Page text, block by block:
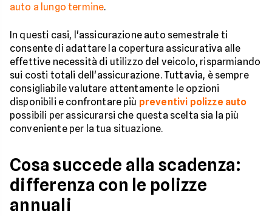
auto a lungo termine.
In questi casi, l'assicurazione auto semestrale ti
consente di adattare la copertura assicurativa alle
effettive necessità di utilizzo del veicolo, risparmiando
sui costi totali dell'assicurazione. Tuttavia, è sempre
consigliabile valutare attentamente le opzioni
disponibili e confrontare più preventivi polizze auto
possibili per assicurarsi che questa scelta sia la più
conveniente per la tua situazione.
Cosa succede alla scadenza:
differenza con le polizze
annuali